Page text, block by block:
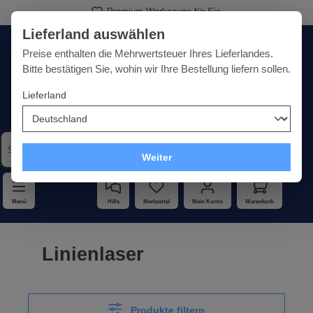
springen Premium-Werkzeuge für Sie
Lieferland: Deutschland
Qualität · Vielfalt · Kompetenz - alles unter einem Dach
Menü Hilfe Merkzettel Mein Konto Warenkorb
Linienlaser
Produkte filtern
Lieferland auswählen
Preise enthalten die Mehrwertsteuer Ihres Lieferlandes.
Bitte bestätigen Sie, wohin wir Ihre Bestellung liefern sollen.
Lieferland
Weiter